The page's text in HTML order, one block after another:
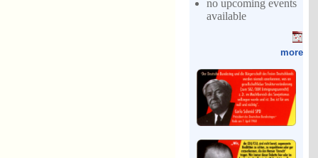
no upcoming events
available
more